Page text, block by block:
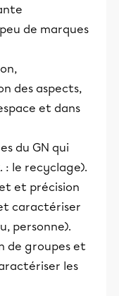
de marques
des aspects,
et dans
du GN qui
: le recyclage).
et précision
caractériser
personne).
de groupes et
les